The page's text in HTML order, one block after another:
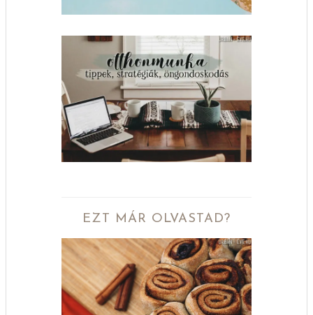
EZT MÁR OLVASTAD?